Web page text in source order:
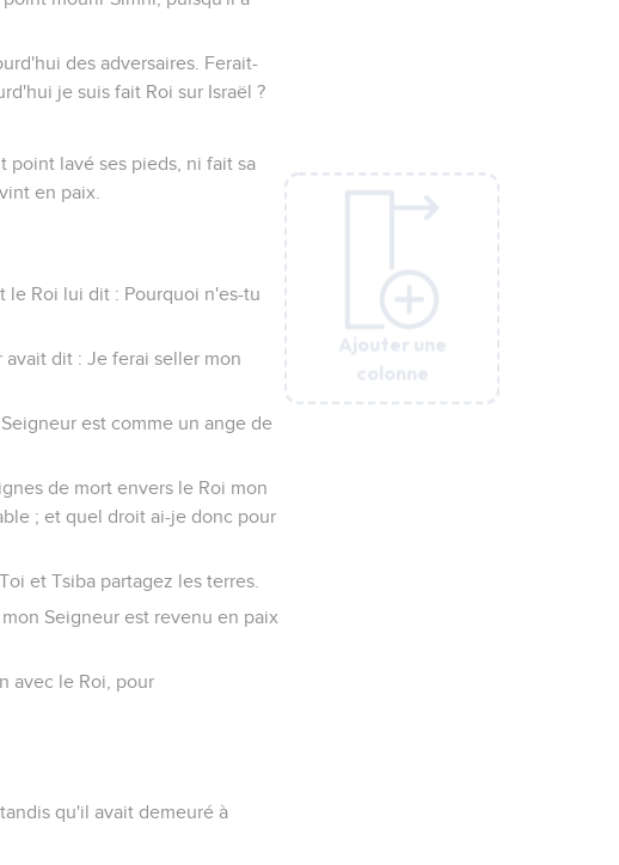
Ajouter une
colonne
des adversaires. Ferait-
je suis fait Roi sur Israël ?
point lavé ses pieds, ni fait sa
en paix.
le Roi lui dit : Pourquoi n'es-tu
dit : Je ferai seller mon
est comme un ange de
de mort envers le Roi mon
; et quel droit ai-je donc pour
et Tsiba partagez les terres.
Seigneur est revenu en paix
avec le Roi, pour
qu'il avait demeuré à
Ajouter une
colonne
Ajouter une
colonne
Ajouter une
colonne
Ajouter une
colonne